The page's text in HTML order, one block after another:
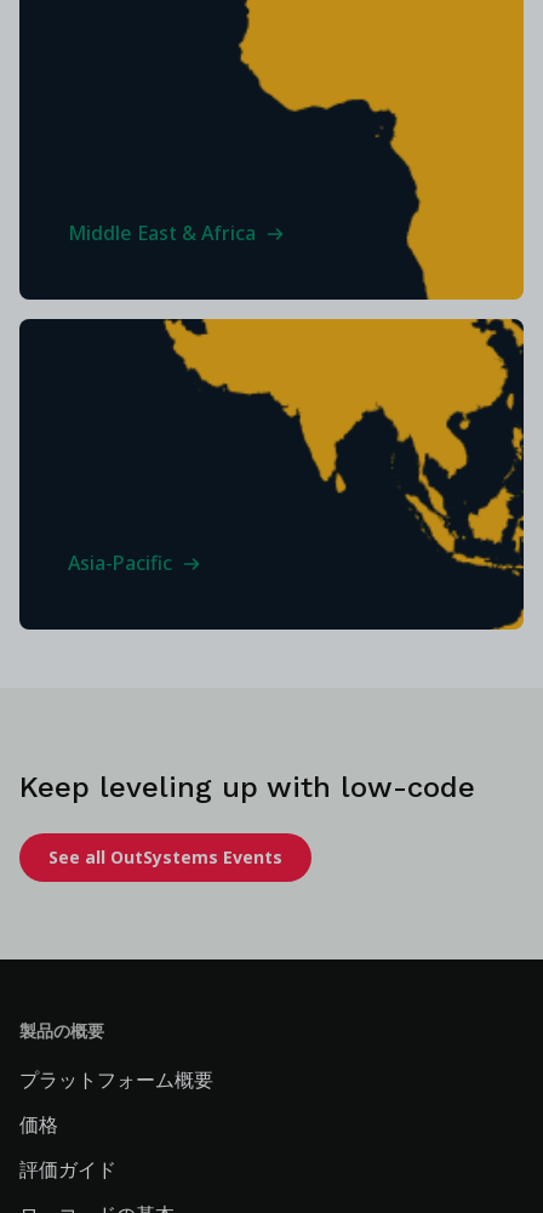
Middle East & Africa
Asia-Pacific
Keep leveling up with low-code
See all OutSystems Events
製品の概要
プラットフォーム概要
価格
評価ガイド